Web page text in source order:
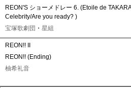
REON'S ショーメドレー 6. (Etoile de
Celebrity/Are you ready? )
宝塚歌劇団 ・ 星組
REON!! II
REON!! (Ending)
柚希礼音